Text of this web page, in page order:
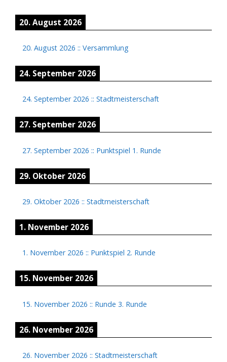
20. August 2026
20. August 2026 :: Versammlung
24. September 2026
24. September 2026 :: Stadtmeisterschaft
27. September 2026
27. September 2026 :: Punktspiel 1. Runde
29. Oktober 2026
29. Oktober 2026 :: Stadtmeisterschaft
1. November 2026
1. November 2026 :: Punktspiel 2. Runde
15. November 2026
15. November 2026 :: Runde 3. Runde
26. November 2026
26. November 2026 :: Stadtmeisterschaft